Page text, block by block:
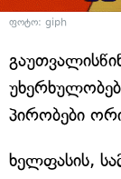
ფოტო: giph
პირობები
ხელფასის,